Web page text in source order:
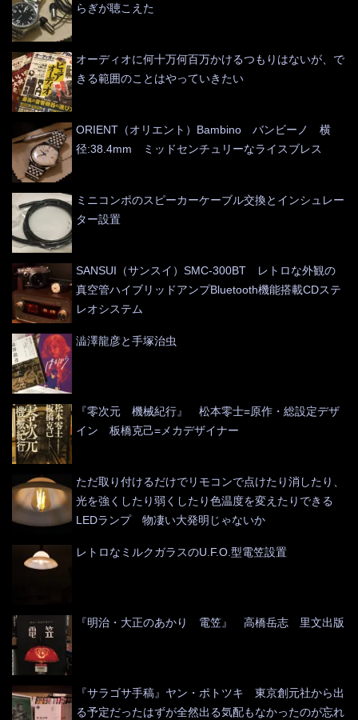
らぎが聴こえた
オーディオに何十万何百万かけるつもりはないが、で
きる範囲のことはやっていきたい
ORIENT（オリエント）Bambino バンビーノ 横
径:38.4mm ミッドセンチュリーなライスブレス
ミニコンポのスピーカーケーブル交換とインシュレー
ター設置
SANSUI（サンスイ）SMC-300BT レトロな外観の
真空管ハイブリッドアンプBluetooth機能搭載CDステ
レオシステム
澁澤龍彦と手塚治虫
『零次元 機械紀行』 松本零士=原作・総設定デザ
イン 板橋克己=メカデザイナー
ただ取り付けるだけでリモコンで点けたり消したり、
光を強くしたり弱くしたり色温度を変えたりできる
LEDランプ 物凄い大発明じゃないか
レトロなミルクガラスのU.F.O.型電笠設置
『明治・大正のあかり 電笠』 高橋岳志 里文出版
『サラゴサ手稿』ヤン・ポトツキ 東京創元社から出
る予定だったはずが全然出る気配もなかったのが忘れ